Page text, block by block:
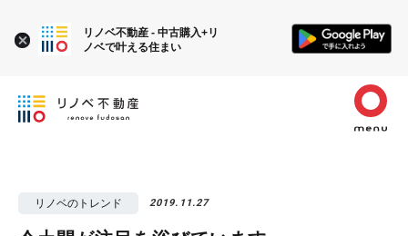
リノベのトレンド 2019.11.27
リノベ不動産 - 中古購入+リ
ノベで叶える住まい